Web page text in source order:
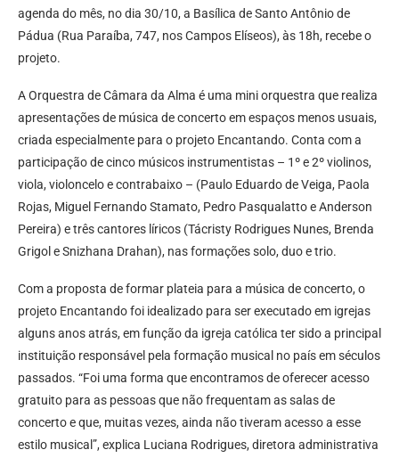
agenda do mês, no dia 30/10, a Basílica de Santo Antônio de
Pádua (Rua Paraíba, 747, nos Campos Elíseos), às 18h, recebe o
projeto.
A Orquestra de Câmara da Alma é uma mini orquestra que realiza
apresentações de música de concerto em espaços menos usuais,
criada especialmente para o projeto Encantando. Conta com a
participação de cinco músicos instrumentistas – 1º e 2º violinos,
viola, violoncelo e contrabaixo – (Paulo Eduardo de Veiga, Paola
Rojas, Miguel Fernando Stamato, Pedro Pasqualatto e Anderson
Pereira) e três cantores líricos (Tácristy Rodrigues Nunes, Brenda
Grigol e Snizhana Drahan), nas formações solo, duo e trio.
Com a proposta de formar plateia para a música de concerto, o
projeto Encantando foi idealizado para ser executado em igrejas
alguns anos atrás, em função da igreja católica ter sido a principal
instituição responsável pela formação musical no país em séculos
passados. “Foi uma forma que encontramos de oferecer acesso
gratuito para as pessoas que não frequentam as salas de
concerto e que, muitas vezes, ainda não tiveram acesso a esse
estilo musical”, explica Luciana Rodrigues, diretora administrativa